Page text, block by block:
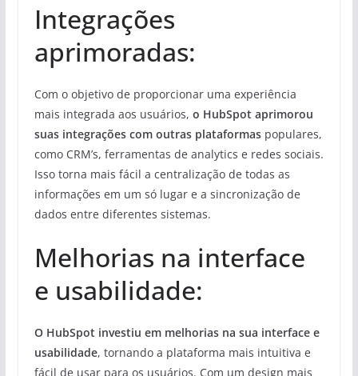
Integrações
aprimoradas:
Com o objetivo de proporcionar uma experiência
mais integrada aos usuários, o HubSpot aprimorou
suas integrações com outras plataformaspopulares,
como CRM’s, ferramentas de analytics e redes sociais.
Isso torna mais fácil a centralização de todas as
informações em um só lugar e a sincronização de
dados entre diferentes sistemas.
Melhorias na interface
e usabilidade:
O HubSpot investiu em melhorias na sua interface e
usabilidade, tornando a plataforma mais intuitiva e
fácil de usar para os usuários. Com um design mais